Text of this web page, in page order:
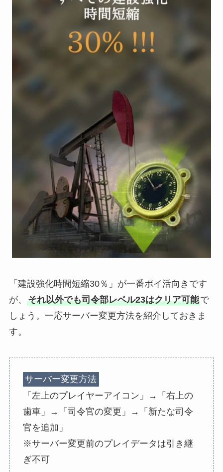
「建設強化時間短縮30％」が一番ポイ活向きです
が、 それ以外でも司令部レベル23はクリア可能で
しょう。一応サーバー変更方法を紹介しておきま
す。
サーバー変更方法
「左上のプレイヤーアイコン」→「右上の
歯車」→「司令官の変更」→「新たな司令
官を追加」
※サーバー変更前のプレイデータは引き継
ぎ不可